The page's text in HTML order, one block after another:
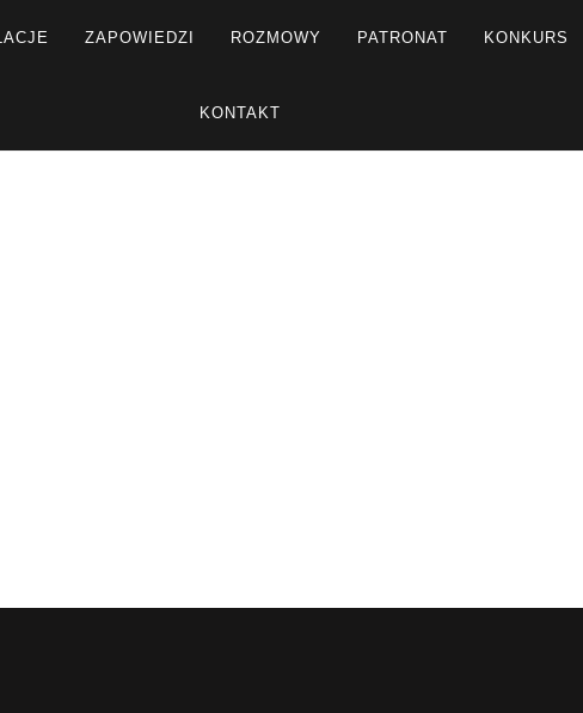
ZAPOWIEDZI ROZMOWY PATRONAT KONKURS
KONTAKT